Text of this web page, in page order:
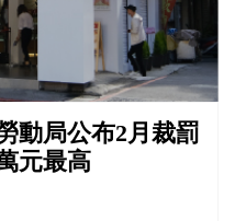
動局公布2月裁罰
元最高